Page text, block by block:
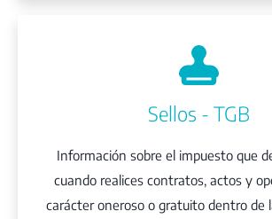
Sellos - TGB
Información sobre el impuesto que
cuando realices contratos, actos y
carácter oneroso o gratuito dentro de